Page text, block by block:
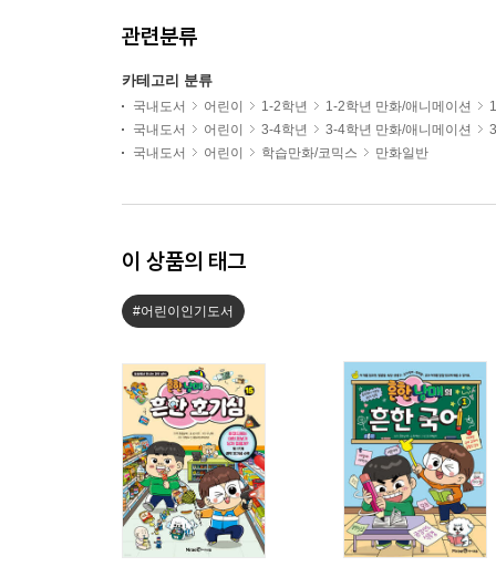
관련분류
카테고리 분류
국내도서 어린이 1-2학년 1-2학년 만화/애니메이션
국내도서
어린이 3-4학년 3-4학년 만화/애니메이션
국내도서
어린이 학습만화/코믹스 만화일반
이 상품의 태그
#어린이인기도서